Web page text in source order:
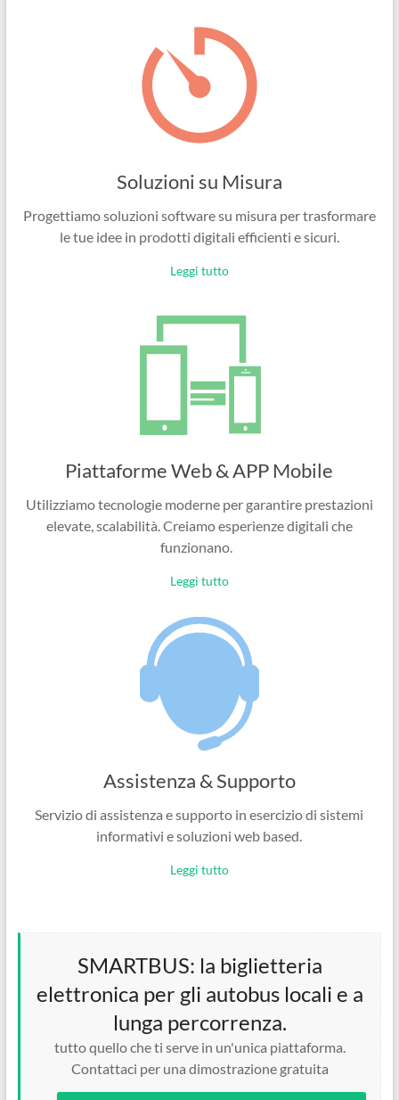
Soluzioni su Misura
Progettiamo soluzioni software su misura per trasformare
le tue idee in prodotti digitali efficienti e sicuri.
Leggi tutto
Piattaforme Web & APP Mobile
Utilizziamo tecnologie moderne per garantire prestazioni
elevate, scalabilità. Creiamo esperienze digitali che
funzionano.
Leggi tutto
Assistenza & Supporto
Servizio di assistenza e supporto in esercizio di sistemi
informativi e soluzioni web based.
Leggi tutto
SMARTBUS: la biglietteria
elettronica per gli autobus locali e a
lunga percorrenza.
tutto quello che ti serve in un'unica piattaforma.
Contattaci per una dimostrazione gratuita